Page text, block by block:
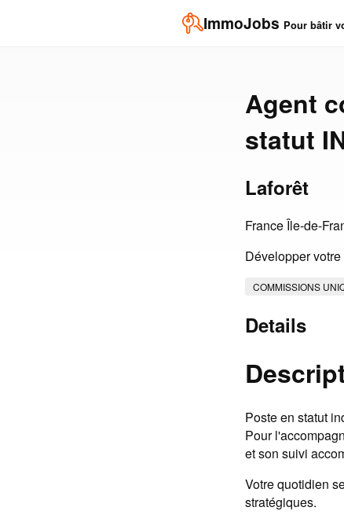
ImmoJobs Pour bâtir
Agent
statut
Laforêt
France Île-de-
Développer
COMMISSIONS
Details
Poste en statut
Pour
et son suivi
Votre quotidien
stratégiques.